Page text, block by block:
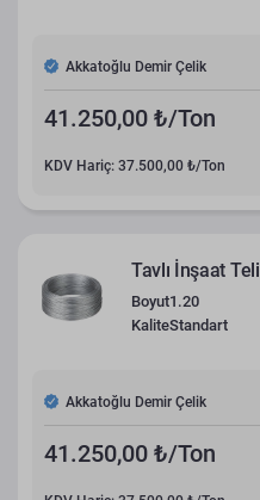
Akkatoğlu Demir Çelik
41.250,00 ₺/Ton
KDV Hariç: 37.500,00 ₺/Ton
Tavlı İnşaat Teli
Boyut1.20
KaliteStandart
Akkatoğlu Demir Çelik
41.250,00 ₺/Ton